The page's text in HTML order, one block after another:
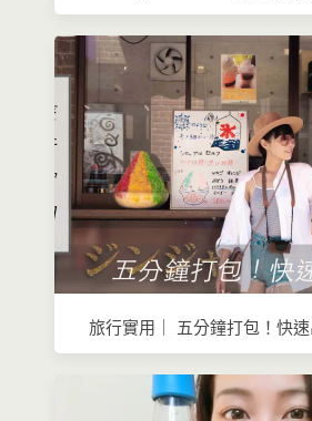
旅行實用｜ 五分鐘打包！快